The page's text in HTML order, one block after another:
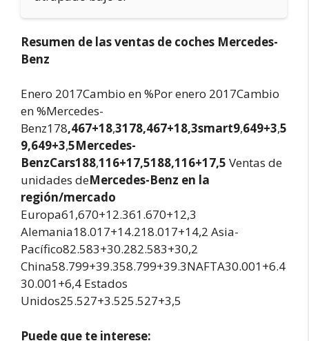
Resumen de las ventas de coches Mercedes-
Benz
Enero 2017Cambio en %Por enero 2017Cambio
en %Mercedes-
Benz178,467+18,3178,467+18,3smart9,649+3,5
9,649+3,5Mercedes-
BenzCars188,116+17,5188,116+17,5 Ventas de
unidades deMercedes-Benz en la
región/mercado
Europa61,670+12.361.670+12,3
Alemania18.017+14.218.017+14,2 Asia-
Pacífico82.583+30.282.583+30,2
China58.799+39.358.799+39.3NAFTA30.001+6.4
30.001+6,4 Estados
Unidos25.527+3.525.527+3,5
Puede que te interese: